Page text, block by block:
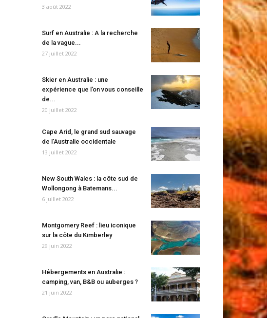
3 août 2022
Surf en Australie : A la recherche
de la vague...
27 juillet 2022
Skier en Australie : une
expérience que l’on vous conseille
de...
20 juillet 2022
Cape Arid, le grand sud sauvage
de l’Australie occidentale
13 juillet 2022
New South Wales : la côte sud de
Wollongong à Batemans...
6 juillet 2022
Montgomery Reef : lieu iconique
sur la côte du Kimberley
29 juin 2022
Hébergements en Australie :
camping, van, B&B ou auberges ?
21 juin 2022